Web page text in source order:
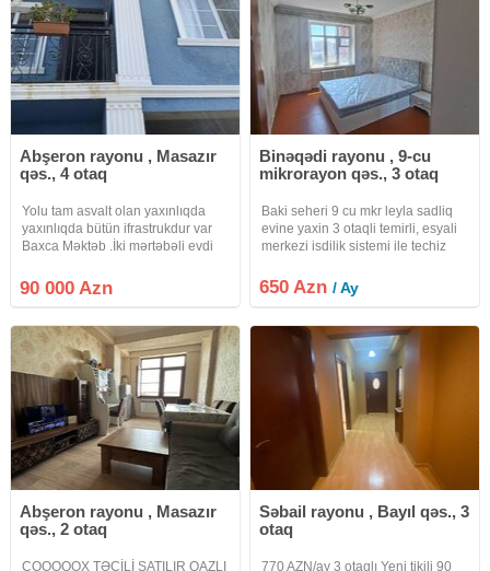
Abşeron rayonu , Masazır
qəs., 4 otaq
Yolu tam asvalt olan yaxınlıqda
yaxınlıqda bütün ifrastrukdur var
Baxca Məktəb .İki mərtəbəli evdi
mərtəbə Beton manalitdi mərkəzi
kanalzacadı suyu işıqı qazı
90 000 Azn
Binəqədi rayonu , 9-cu
mikrorayon qəs., 3 otaq
Baki seheri 9 cu mkr leyla sadliq
evine yaxin 3 otaqli temirli, esyali
merkezi isdilik sistemi ile techiz
650 Azn/ Ay
Abşeron rayonu , Masazır
qəs., 2 otaq
ÇOOOOOX TƏCİLİ SATILIR QAZLI
Səbail rayonu , Bayıl qəs., 3
otaq
770 AZN/ay 3 otaqlı Yeni tikili 90